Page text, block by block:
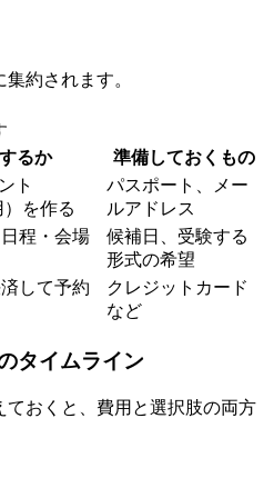
約されます。
るか
準備しておくもの
ト
）を作る
パスポート、メー
ルアドレス
程・会場
候補日、受験する
形式の希望
して予約
クレジットカード
など
タイムライン
ておくと、費用と選択肢の両方